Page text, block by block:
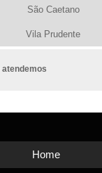
São Caetano
Vila Prudente
Home